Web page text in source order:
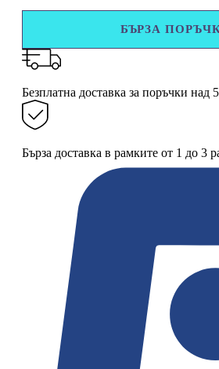
баня
Ruhhy
2
броя
БЪРЗА
Безплатна доставка за поръчки над
Бърза доставка в рамките от 1 до 3